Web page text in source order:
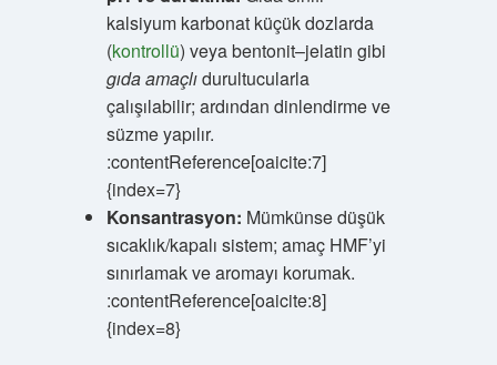
kalsiyum karbonat küçük dozlarda
(kontrollü) veya bentonit–jelatin gibi
gıda amaçlıdurultucularla
çalışılabilir; ardından dinlendirme ve
süzme yapılır.
:contentReference[oaicite:7]
{index=7}
Konsantrasyon: Mümkünse düşük
sıcaklık/kapalı sistem; amaç HMF’yi
sınırlamak ve aromayı korumak.
:contentReference[oaicite:8]
{index=8}